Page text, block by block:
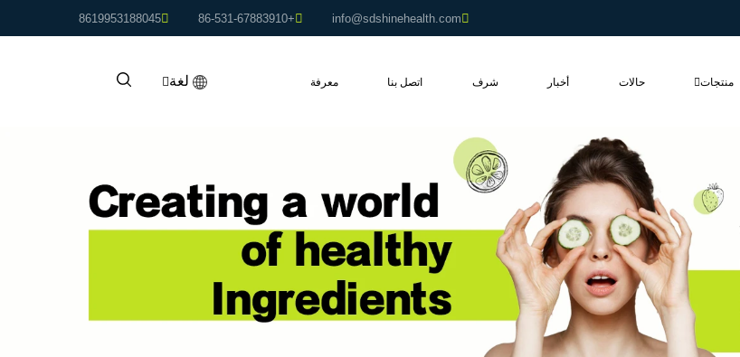
info@sdshinehealth.com
+86-531-67883910
8619953188045
منتجات حالات أخبار شرف اتصل بنا معرفة لغة